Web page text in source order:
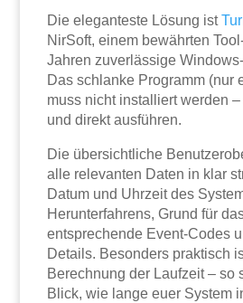
Die eleganteste Lösung ist
NirSoft, einem bewährten
Jahren zuverlässige
Das schlanke Programm (nur
muss nicht installiert werden
und direkt ausführen.
Die übersichtliche
alle relevanten Daten in klar
Datum und Uhrzeit des
Herunterfahrens, Grund für
entsprechende Event-Codes
Details. Besonders praktisch
Berechnung der Laufzeit – so
Blick, wie lange euer System